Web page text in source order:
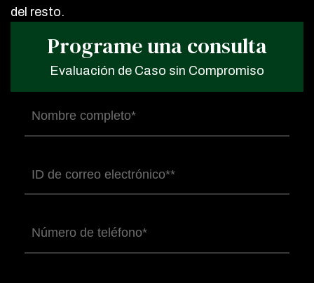
del resto.
Programe una consulta
Evaluación de Caso sin Compromiso
Nombre
completo(Obligatorio)
Correo
electrónico(Obligatorio)
Número
de